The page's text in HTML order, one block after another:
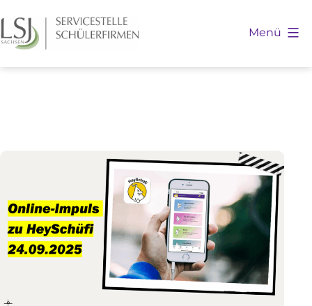
Inhalt
springen
Menü